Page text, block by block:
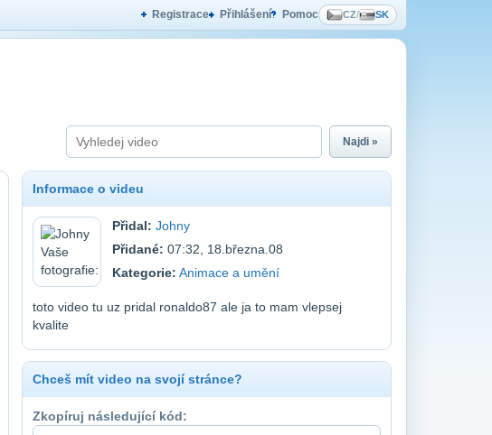
Registrace Přihlášení Pomoc CZ/ SK
Najdi »
Informace o videu
Přidal: Johny
Přidané: 07:32, 18.března.08
Kategorie: Animace a umění
toto video tu uz pridal ronaldo87 ale ja to mam vlepsej
kvalite
Chceš mít video na svojí stránce?
Zkopíruj následující kód: